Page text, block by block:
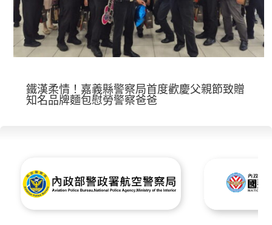
鐵漢柔情！嘉義縣警察局首度歡慶父親節致贈
知名品牌麵包慰勞警察爸爸